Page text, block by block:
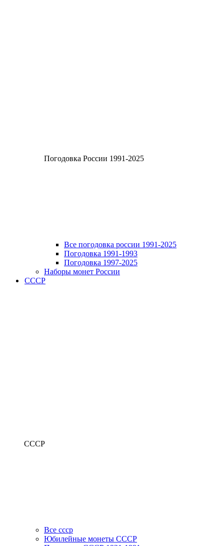
Погодовка России 1991-2025
Все погодовка россии 1991-2025
Погодовка 1991-1993
Погодовка 1997-2025
Наборы монет России
СССР
СССР
Все ссср
Юбилейные монеты СССР